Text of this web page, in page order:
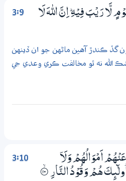
3:9
لَّا رَيْبَ فِيْهِ ۭ اِنَّ اللّٰهَ لَا
گڏ ڪندڙ آهين ماڻهن جو ان ڏينهن
الله نه ٿو مخالفت ڪري وعدي جي
3:10
اَمْوَالُھُمْ وَلَآ
وَاُولٰۗىِٕكَ ھُمْ وَقُوْدُ النَّارِ
۝ۙ10